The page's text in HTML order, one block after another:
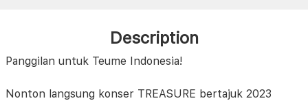
Description
Panggilan untuk Teume Indonesia!
Nonton langsung konser TREASURE bertajuk 2023